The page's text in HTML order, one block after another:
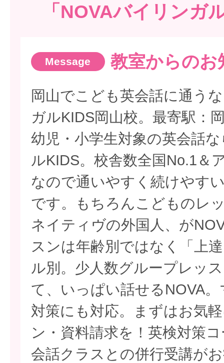
「NOVAバイリンガ
教室からのお
岡山でこども英会話に通う
ガルKIDS岡山校。最寄駅：
幼児・小学生対象の英会話
ルKIDS。校舎数全国No.1＆
なので通いやすく続けやす
です。もちろんこどものレ
ネイティヴの外国人、が
スンは年齢別ではなく「上
ル別。少人数グループレッ
て、いっぱい話せるNOVA
対策にも対応。まずはお気
ン・資料請求を！英検対策
会話クラスとの併行受講が